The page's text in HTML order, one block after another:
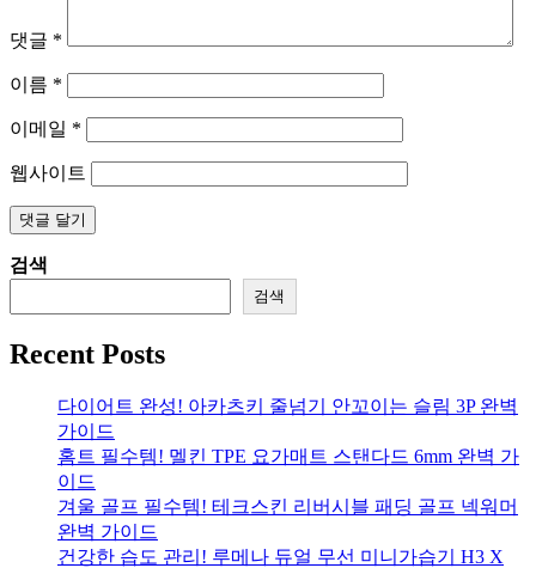
댓글 *
이름 *
이메일 *
웹사이트
검색
검색
Recent Posts
다이어트 완성! 아카츠키 줄넘기 안꼬이는 슬림 3P 완벽
가이드
홈트 필수템! 멜킨 TPE 요가매트 스탠다드 6mm 완벽 가
이드
겨울 골프 필수템! 테크스킨 리버시블 패딩 골프 넥워머
완벽 가이드
건강한 습도 관리! 루메나 듀얼 무선 미니가습기 H3 X